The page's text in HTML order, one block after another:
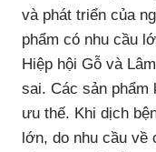
và phát triển của
phẩm có nhu cầu
Hiệp hội Gỗ và
sai. Các sản phẩm
ưu thế. Khi dịch
lớn, do nhu cầu về